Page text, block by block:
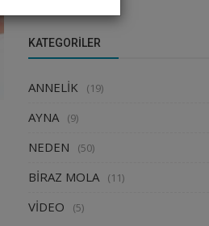
KATEGORILER
ANNELİK (19)
AYNA (9)
NEDEN (50)
BİRAZ MOLA (11)
VİDEO (5)